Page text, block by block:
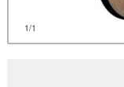
1/1